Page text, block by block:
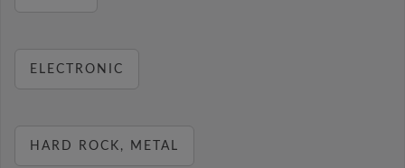
ELECTRONIC
HARD ROCK, METAL